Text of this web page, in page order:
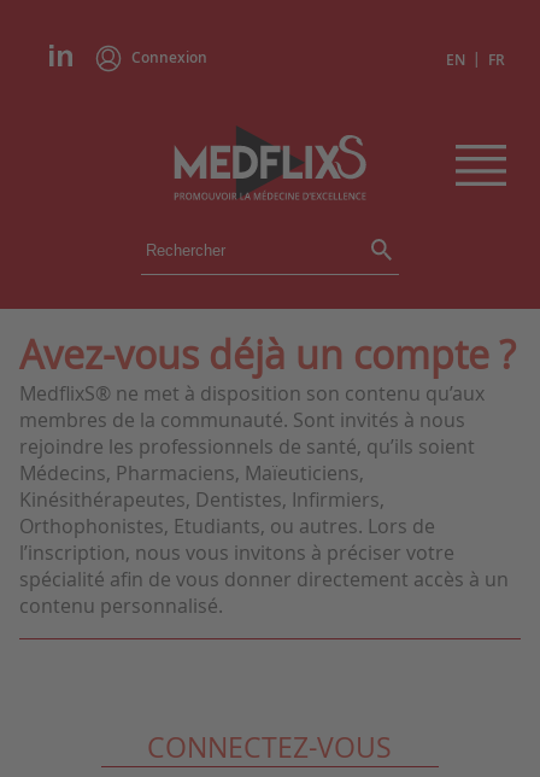
Connexion EN | FR
ÉVÉNEMENTS
INSTITUTIONS
ACADÉMIES
EXPERTS
REVUES DE PRESSE
CONGRÈS EN RÉSUMÉ
Avez-vous déjà un compte ?
MedflixS® ne met à disposition son contenu qu’aux
membres de la communauté. Sont invités à nous
rejoindre les professionnels de santé, qu’ils soient
Médecins, Pharmaciens, Maïeuticiens,
Kinésithérapeutes, Dentistes, Infirmiers,
Orthophonistes, Etudiants, ou autres. Lors de
l’inscription, nous vous invitons à préciser votre
spécialité afin de vous donner directement accès à un
contenu personnalisé.
CONNECTEZ-VOUS